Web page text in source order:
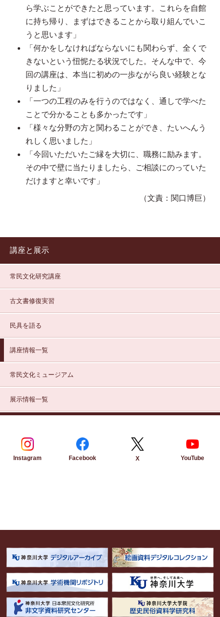
ら学ぶことができたと思っています。これらを自館
に持ち帰り、まずはできることから取り組んでいこ
うと思います」
「何かをしなければならないにも関わらず、全くで
きないという忸怩たる状況でした。そんな中で、今
回の講座は、本当に初めの一歩ながら良い経験とな
りました」
「一つの工程のみを行うのではなく、通しで学べた
ことで分かることも多かったです」
「様々な分野の方と関わることができ、たいへんう
れしく思いました」
「今回いただいたご縁を大切に、職務に励みます。
その中で壁に当たりましたら、ご相談にのっていた
だけますと幸いです」
（文責：関口博巨）
講座と展示
常民文化研究講座
古文書修復実習
民具を語る
講座情報一覧
常民文化ミュージアム
展示情報一覧
Instagram Facebook X YouTube